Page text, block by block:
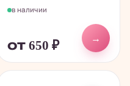
в наличии
от 650 ₽
→